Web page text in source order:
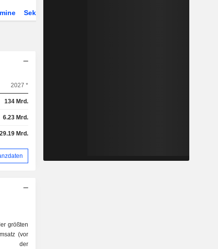
Sektor
2027 *
134 Mrd.
6.23 Mrd.
Mrd.
größten
(vor
der